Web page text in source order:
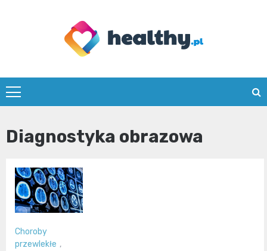
healthy.pl
Diagnostyka obrazowa
Choroby
przewlekłe ,